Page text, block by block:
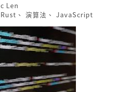
Len
Rust 、 演算法 、 JavaScript